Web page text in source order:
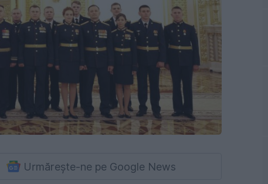
Urmărește-ne pe Google News